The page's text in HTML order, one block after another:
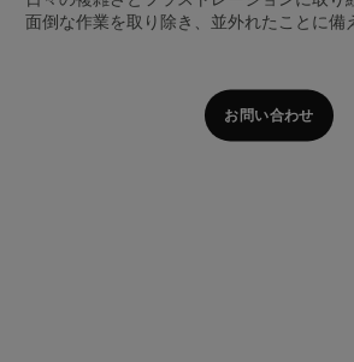
面倒な作業を取り除き、並外れたことに備
お問い合わせ